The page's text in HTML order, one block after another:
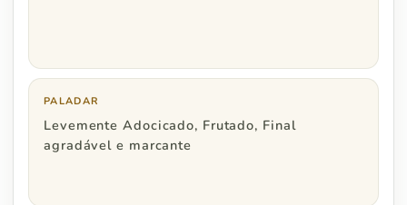
PALADAR
Levemente Adocicado, Frutado, Final
agradável e marcante